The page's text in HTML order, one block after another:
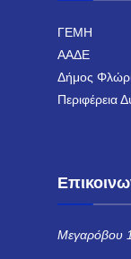
ΓΕΜΗ
ΑΑΔΕ
Δήμος
Περιφέρεια
Μεγαρόβου